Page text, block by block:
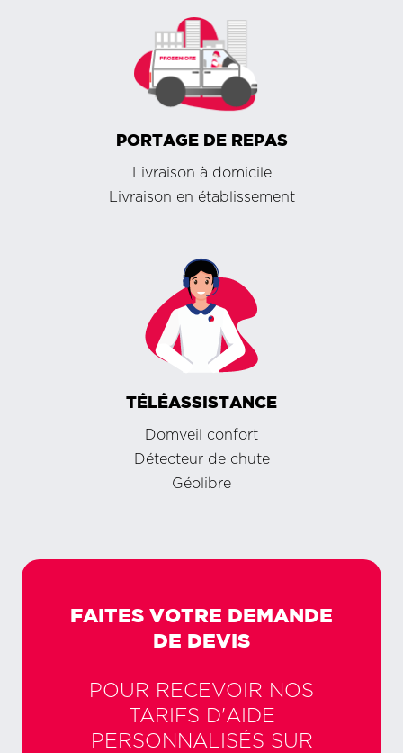
PORTAGE DE REPAS
Livraison à domicile
Livraison en établissement
TÉLÉASSISTANCE
Domveil confort
Détecteur de chute
Géolibre
FAITES VOTRE DEMANDE
DE DEVIS
POUR RECEVOIR NOS
TARIFS D'AIDE
PERSONNALISÉS SUR